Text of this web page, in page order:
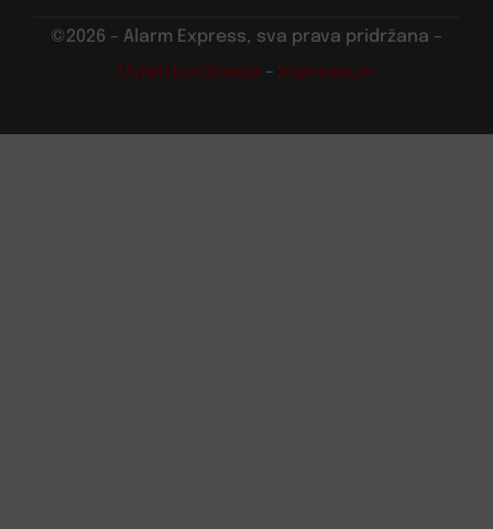
©2026 – Alarm Express, sva prava pridržana –
Uvjeti korištenja – Impressum